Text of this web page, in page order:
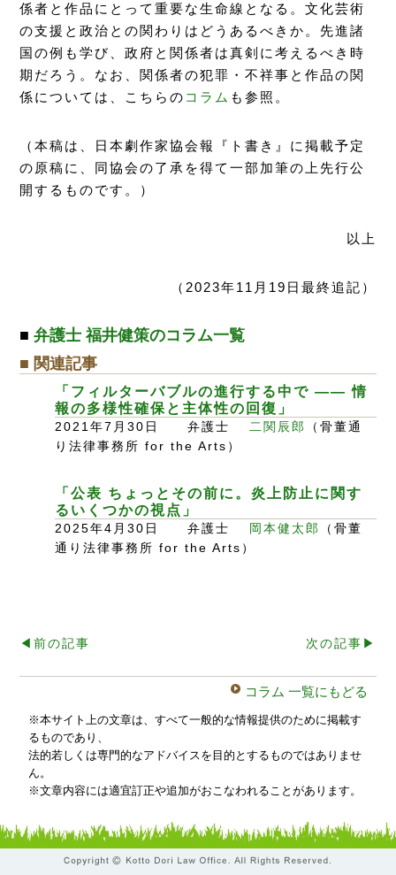
係者と作品にとって重要な生命線となる。文化芸術
の支援と政治との関わりはどうあるべきか。先進諸
国の例も学び、政府と関係者は真剣に考えるべき時
期だろう。なお、関係者の犯罪・不祥事と作品の関
係については、こちらの コラム も参照。
（本稿は、日本劇作家協会報『ト書き』に掲載予定
の原稿に、同協会の了承を得て一部加筆の上先行公
開するものです。）
以上
（2023年11月19日最終追記）
■ 弁護士 福井健策のコラム一覧
■ 関連記事
「フィルターバブルの進行する中で ―― 情
報の多様性確保と主体性の回復」
2021年7月30日 弁護士 二関辰郎
（骨董通
り法律事務所 for the Arts）
「公表 ちょっとその前に。炎上防止に関す
るいくつかの視点」
2025年4月30日 弁護士 岡本健太郎
（骨董
通り法律事務所 for the Arts）
◀︎前の記事 次の記事▶︎
コラム 一覧にもどる
※本サイト上の文章は、すべて一般的な情報提供のために掲載す
るものであり、
法的若しくは専門的なアドバイスを目的とするものではありませ
ん。
※文章内容には適宜訂正や追加がおこなわれることがあります。